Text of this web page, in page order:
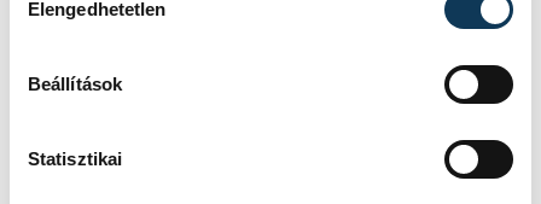
Elengedhetetlen
Beállítások
Statisztikai